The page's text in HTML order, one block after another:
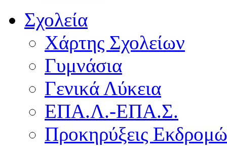
Σχολεία
Χάρτης Σχολείων
Γυμνάσια
Γενικά Λύκεια
ΕΠΑ.Λ.-ΕΠΑ.Σ.
Προκηρύξεις